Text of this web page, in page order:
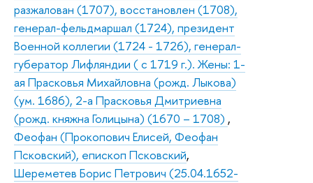
разжалован (1707), восстановлен (1708),
генерал-фельдмаршал (1724), президент
Военной коллегии (1724 - 1726), генерал-
губератор Лифляндии ( с 1719 г.). Жены: 1-
ая Прасковья Михайловна (рожд. Лыкова)
(ум. 1686), 2-а Прасковья Дмитриевна
(рожд. княжна Голицына) (1670 – 1708) ,
Феофан (Прокопович Елисей, Феофан
Псковский), епископ Псковский,
Шереметев Борис Петрович (25.04.1652-